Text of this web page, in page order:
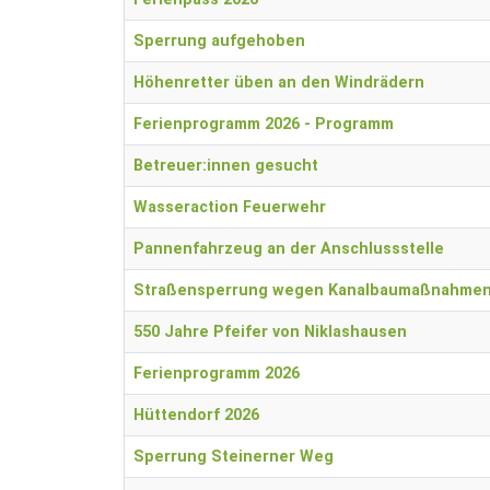
Sperrung aufgehoben
Höhenretter üben an den Windrädern
Ferienprogramm 2026 - Programm
Betreuer:innen gesucht
Wasseraction Feuerwehr
Pannenfahrzeug an der Anschlussstelle
Straßensperrung wegen
550 Jahre Pfeifer von Niklashausen
Ferienprogramm 2026
Hüttendorf 2026
Sperrung Steinerner Weg